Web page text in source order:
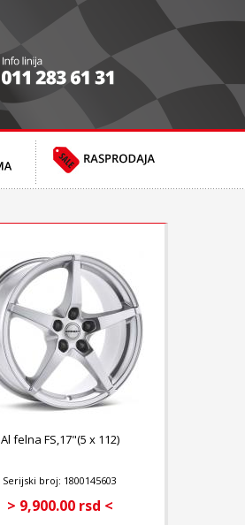
Al felna FS,17"(5 x 112)
Serijski broj: 1800145603
> 9,900.00 rsd <